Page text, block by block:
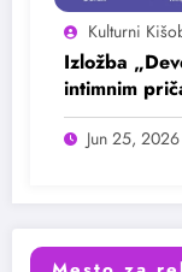
Kulturni
Izložba
intimnim
Jun 25, 2026